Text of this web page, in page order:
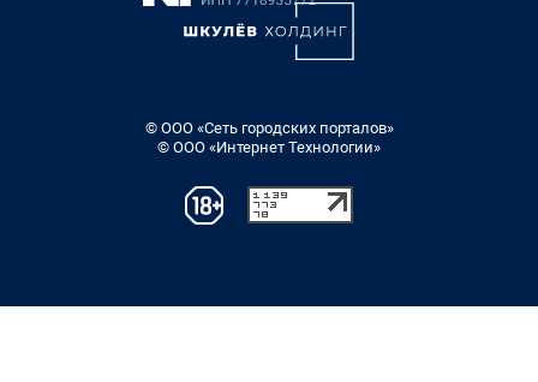
© ООО «Сеть городских порталов»
© ООО «Интернет Технологии»